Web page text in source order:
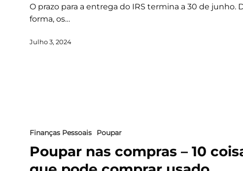
O prazo para a entrega do IRS termina a 30 de junho.
forma, os…
Julho 3, 2024
Finanças Pessoais Poupar
Poupar nas compras – 10